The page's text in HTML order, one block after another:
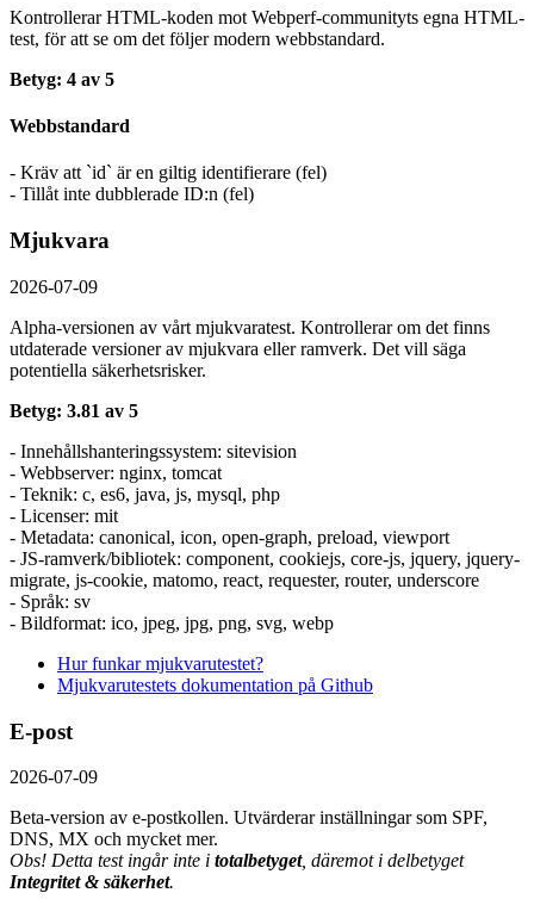
Kontrollerar HTML-koden mot Webperf-communityts egna HTML-
test, för att se om det följer modern webbstandard.
Betyg: 4 av 5
Webbstandard
- Kräv att `id` är en giltig identifierare (fel)
- Tillåt inte dubblerade ID:n (fel)
Mjukvara
2026-07-09
Alpha-versionen av vårt mjukvaratest. Kontrollerar om det finns
utdaterade versioner av mjukvara eller ramverk. Det vill säga
potentiella säkerhetsrisker.
Betyg: 3.81 av 5
- Innehållshanteringssystem: sitevision
- Webbserver: nginx, tomcat
- Teknik: c, es6, java, js, mysql, php
- Licenser: mit
- Metadata: canonical, icon, open-graph, preload, viewport
- JS-ramverk/bibliotek: component, cookiejs, core-js, jquery, jquery-
migrate, js-cookie, matomo, react, requester, router, underscore
- Språk: sv
- Bildformat: ico, jpeg, jpg, png, svg, webp
Hur funkar mjukvarutestet?
Mjukvarutestets dokumentation på Github
E-post
2026-07-09
Beta-version av e-postkollen. Utvärderar inställningar som SPF,
DNS, MX och mycket mer.
Obs! Detta test ingår inte i totalbetyget, däremot i delbetyget
Integritet & säkerhet.